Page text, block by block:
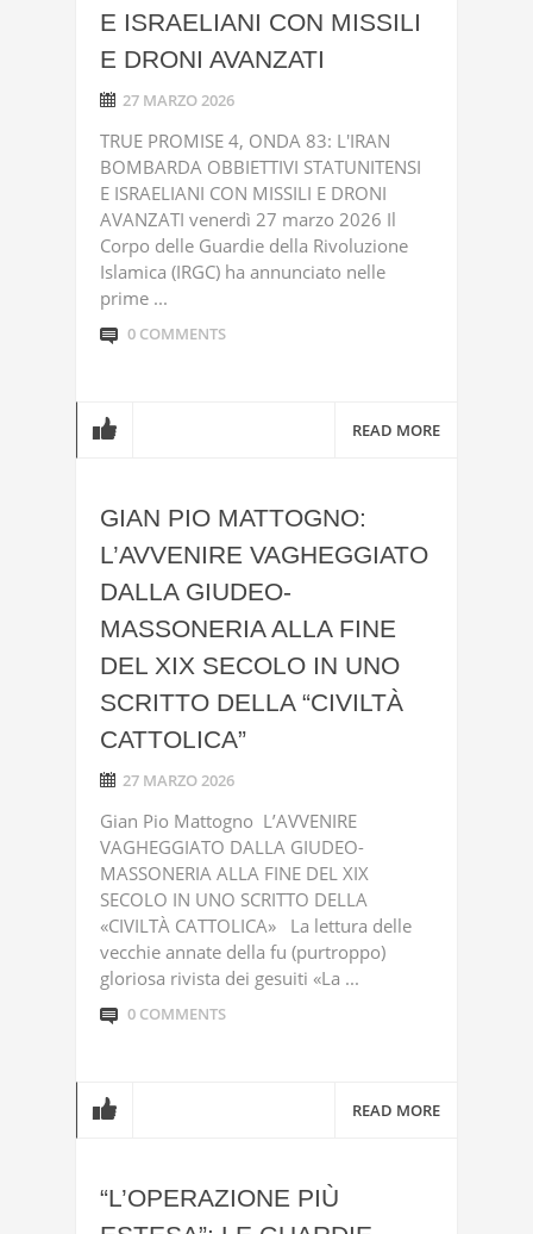
E ISRAELIANI CON MISSILI
E DRONI AVANZATI
27 MARZO 2026
TRUE PROMISE 4, ONDA 83: L'IRAN
BOMBARDA OBBIETTIVI STATUNITENSI
E ISRAELIANI CON MISSILI E DRONI
AVANZATI venerdì 27 marzo 2026 Il
Corpo delle Guardie della Rivoluzione
Islamica (IRGC) ha annunciato nelle
prime ...
0 COMMENTS
READ MORE
GIAN PIO MATTOGNO:
L’AVVENIRE VAGHEGGIATO
DALLA GIUDEO-
MASSONERIA ALLA FINE
DEL XIX SECOLO IN UNO
SCRITTO DELLA “CIVILTÀ
CATTOLICA”
27 MARZO 2026
Gian Pio Mattogno L’AVVENIRE
VAGHEGGIATO DALLA GIUDEO-
MASSONERIA ALLA FINE DEL XIX
SECOLO IN UNO SCRITTO DELLA
«CIVILTÀ CATTOLICA» La lettura delle
vecchie annate della fu (purtroppo)
gloriosa rivista dei gesuiti «La ...
0 COMMENTS
READ MORE
“L’OPERAZIONE PIÙ